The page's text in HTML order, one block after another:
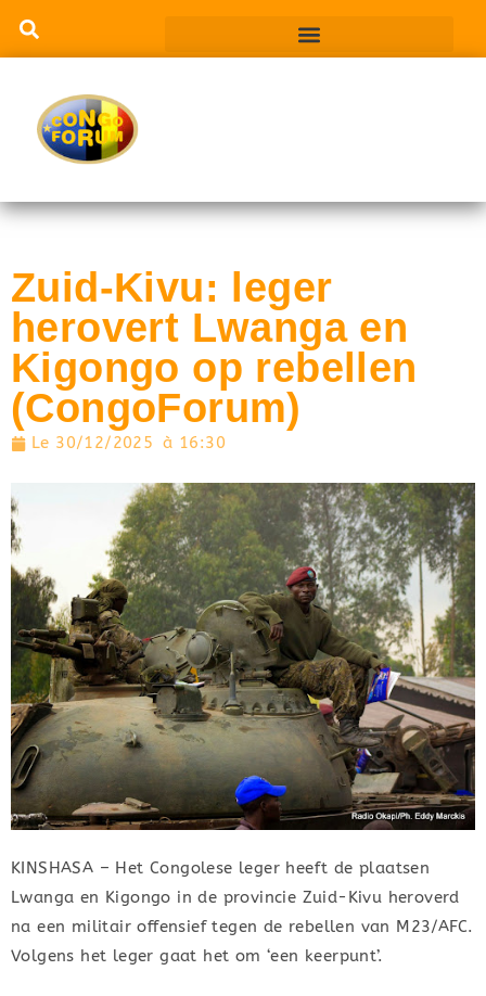
Zuid-Kivu: leger
herovert Lwanga en
Kigongo op rebellen
(CongoForum)
Le 30/12/2025 à 16:30
KINSHASA – Het Congolese leger heeft de plaatsen
Lwanga en Kigongo in de provincie Zuid-Kivu heroverd
na een militair offensief tegen de rebellen van M23/AFC.
Volgens het leger gaat het om ‘een keerpunt’.